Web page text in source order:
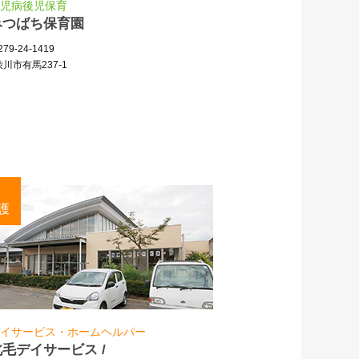
病後児保育
ばち保育園
24-1419
川市有馬237-1
サービス・ホームヘルパー
デイサービス /